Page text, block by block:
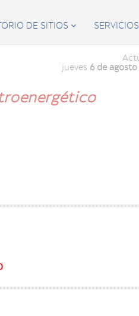
DE SITIOS 
jueves 6 de agosto